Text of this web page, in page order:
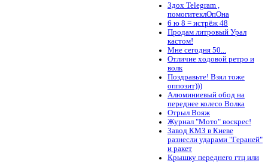
Здох Telegram ,
помогитеклОпОна
6 ю 8 = истрёж 48
Продам литровый Урал
кастом!
Мне сегодня 50...
Отличие ходовой ретро и
волк
Поздравьте! Взял тоже
оппозит)))
Алюминиевый обод на
переднее колесо Волка
Отрыл Вояж
Журнал "Мото" воскрес!
Завод КМЗ в Киеве
разнесли ударами "Гераней"
и ракет
Крышку переднего гтц или